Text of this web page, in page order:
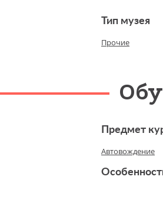
Тип музея
Прочие
Предмет
Автовождение